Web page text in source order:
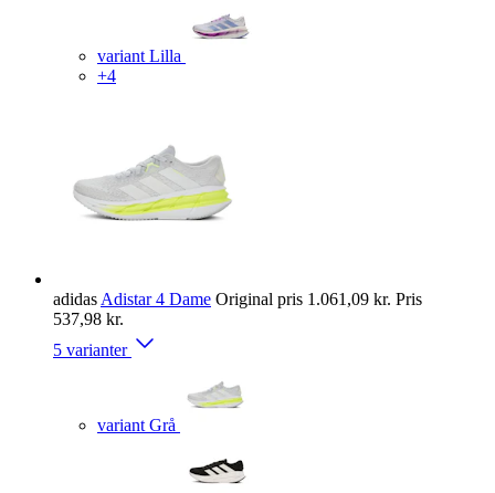
variant Lilla
+4
adidas Adistar 4 Dame Original pris 1.061,09 kr. Pris
537,98 kr.
5 varianter
variant Grå